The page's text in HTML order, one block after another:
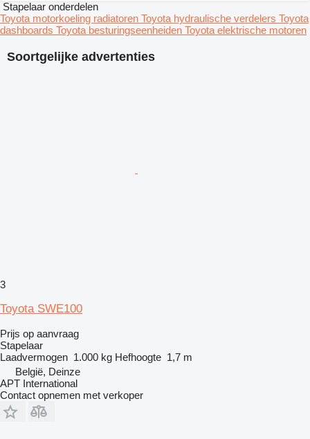
Soortgelijke advertenties
3
Toyota SWE100
Prijs op aanvraag
Stapelaar
Laadvermogen 1.000 kg Hefhoogte 1,7 m
België, Deinze
APT International
Contact opnemen met verkoper
Stapelaar onderdelen
Toyota motorkoeling radiatoren Toyota hydraulische verdelers Toyota
dashboards Toyota besturingseenheiden Toyota elektrische motoren